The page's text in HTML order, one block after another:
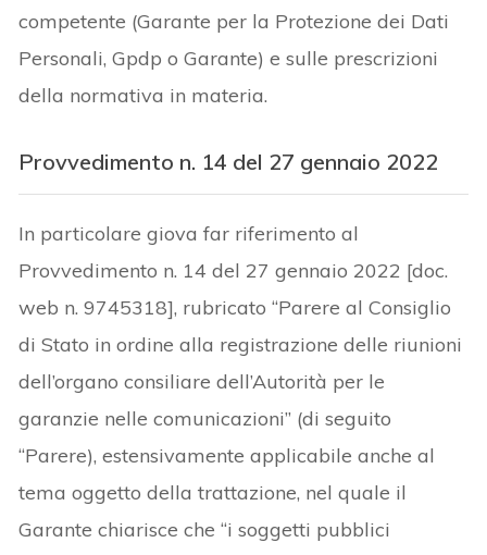
competente (Garante per la Protezione dei Dati
Personali, Gpdp o Garante) e sulle prescrizioni
della normativa in materia.
Provvedimento n. 14 del 27 gennaio 2022
In particolare giova far riferimento al
Provvedimento n. 14 del 27 gennaio 2022 [doc.
web n. 9745318], rubricato “Parere al Consiglio
di Stato in ordine alla registrazione delle riunioni
dell’organo consiliare dell’Autorità per le
garanzie nelle comunicazioni” (di seguito
“Parere), estensivamente applicabile anche al
tema oggetto della trattazione, nel quale il
Garante chiarisce che “i soggetti pubblici